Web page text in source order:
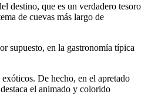
destino, que es un verdadero tesoro
de cuevas más largo de
supuesto, en la gastronomía típica
De hecho, en el apretado
el animado y colorido